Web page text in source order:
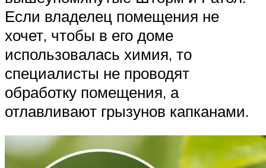
Если владелец помещения не
хочет, чтобы в его доме
использовалась химия, то
специалисты не проводят
обработку помещения, а
отлавливают грызунов капканами.